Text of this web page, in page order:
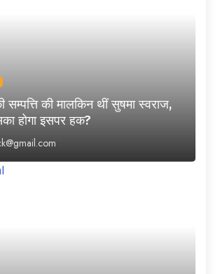
सम्पत्ति की मालकिन थीं सुषमा स्वराज,
होगा इसपर हक?